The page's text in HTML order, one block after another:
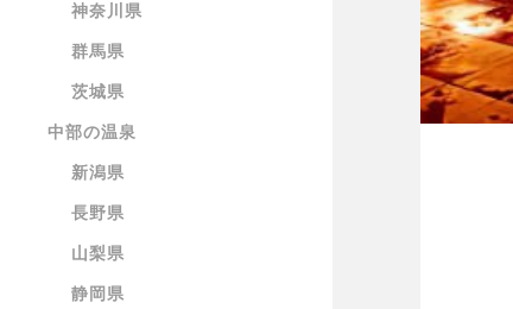
神奈川県
群馬県
茨城県
中部の温泉
新潟県
長野県
山梨県
静岡県